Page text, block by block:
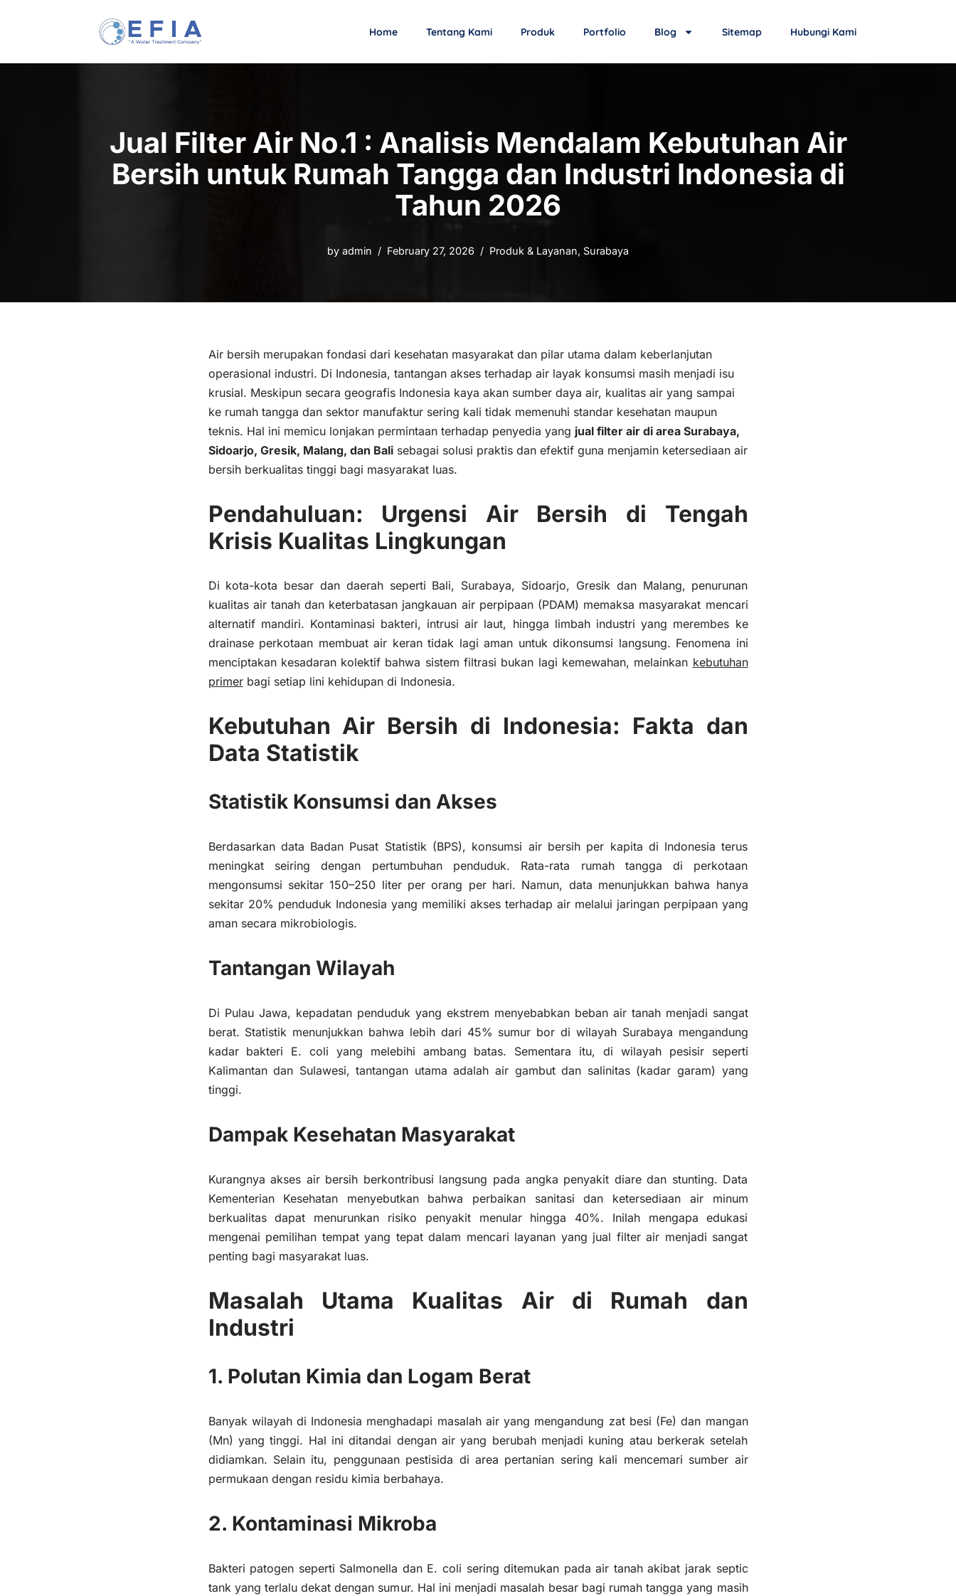
Home Tentang Kami Produk Portfolio Blog Sitemap Hubungi Kami
Jual Filter Air No.1 : Analisis Mendalam Kebutuhan Air
Bersih untuk Rumah Tangga dan Industri Indonesia di
Tahun 2026
by admin February 27, 2026 Produk & Layanan, Surabaya
Air bersih merupakan fondasi dari kesehatan masyarakat dan pilar utama dalam keberlanjutan
operasional industri. Di Indonesia, tantangan akses terhadap air layak konsumsi masih menjadi isu
krusial. Meskipun secara geografis Indonesia kaya akan sumber daya air, kualitas air yang sampai
ke rumah tangga dan sektor manufaktur sering kali tidak memenuhi standar kesehatan maupun
teknis. Hal ini memicu lonjakan permintaan terhadap penyedia yang jual filter air di area Surabaya,
Sidoarjo, Gresik, Malang, dan Balisebagai solusi praktis dan efektif guna menjamin ketersediaan air
bersih berkualitas tinggi bagi masyarakat luas.
Pendahuluan: Urgensi Air Bersih di Tengah
Krisis Kualitas Lingkungan
Di kota-kota besar dan daerah seperti Bali, Surabaya, Sidoarjo, Gresik dan Malang, penurunan
kualitas air tanah dan keterbatasan jangkauan air perpipaan (PDAM) memaksa masyarakat mencari
alternatif mandiri. Kontaminasi bakteri, intrusi air laut, hingga limbah industri yang merembes ke
drainase perkotaan membuat air keran tidak lagi aman untuk dikonsumsi langsung. Fenomena ini
menciptakan kesadaran kolektif bahwa sistem filtrasi bukan lagi kemewahan, melainkan kebutuhan
primerbagi setiap lini kehidupan di Indonesia.
Kebutuhan Air Bersih di Indonesia: Fakta dan
Data Statistik
Statistik Konsumsi dan Akses
Berdasarkan data Badan Pusat Statistik (BPS), konsumsi air bersih per kapita di Indonesia terus
meningkat seiring dengan pertumbuhan penduduk. Rata-rata rumah tangga di perkotaan
mengonsumsi sekitar 150–250 liter per orang per hari. Namun, data menunjukkan bahwa hanya
sekitar 20% penduduk Indonesia yang memiliki akses terhadap air melalui jaringan perpipaan yang
aman secara mikrobiologis.
Tantangan Wilayah
Di Pulau Jawa, kepadatan penduduk yang ekstrem menyebabkan beban air tanah menjadi sangat
berat. Statistik menunjukkan bahwa lebih dari 45% sumur bor di wilayah Surabaya mengandung
kadar bakteri E. coli yang melebihi ambang batas. Sementara itu, di wilayah pesisir seperti
Kalimantan dan Sulawesi, tantangan utama adalah air gambut dan salinitas (kadar garam) yang
tinggi.
Dampak Kesehatan Masyarakat
Kurangnya akses air bersih berkontribusi langsung pada angka penyakit diare dan stunting. Data
Kementerian Kesehatan menyebutkan bahwa perbaikan sanitasi dan ketersediaan air minum
berkualitas dapat menurunkan risiko penyakit menular hingga 40%. Inilah mengapa edukasi
mengenai pemilihan tempat yang tepat dalam mencari layanan yang jual filter air menjadi sangat
penting bagi masyarakat luas.
Masalah Utama Kualitas Air di Rumah dan
Industri
1. Polutan Kimia dan Logam Berat
Banyak wilayah di Indonesia menghadapi masalah air yang mengandung zat besi (Fe) dan mangan
(Mn) yang tinggi. Hal ini ditandai dengan air yang berubah menjadi kuning atau berkerak setelah
didiamkan. Selain itu, penggunaan pestisida di area pertanian sering kali mencemari sumber air
permukaan dengan residu kimia berbahaya.
2. Kontaminasi Mikroba
Bakteri patogen seperti Salmonella dan E. coli sering ditemukan pada air tanah akibat jarak septic
tank yang terlalu dekat dengan sumur. Hal ini menjadi masalah besar bagi rumah tangga yang masih